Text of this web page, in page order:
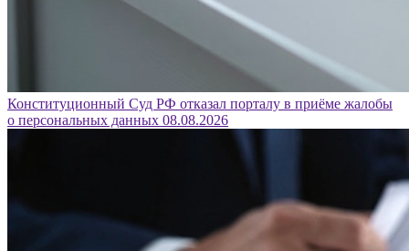
Конституционный Суд РФ отказал порталу в приёме жалобы
о персональных данных 08.08.2026